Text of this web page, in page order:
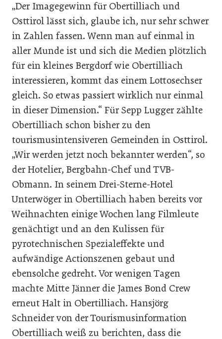
„Der Imagegewinn für Obertilliach und
Osttirol lässt sich, glaube ich, nur sehr schwer
in Zahlen fassen. Wenn man auf einmal in
aller Munde ist und sich die Medien plötzlich
für ein kleines Bergdorf wie Obertilliach
interessieren, kommt das einem Lottosechser
gleich. So etwas passiert wirklich nur einmal
in dieser Dimension.“ Für Sepp Lugger zählte
Obertilliach schon bisher zu den
tourismusintensiveren Gemeinden in Osttirol.
„Wir werden jetzt noch bekannter werden“, so
der Hotelier, Bergbahn-Chef und TVB-
Obmann. In seinem Drei-Sterne-Hotel
Unterwöger in Obertilliach haben bereits vor
Weihnachten einige Wochen lang Filmleute
genächtigt und an den Kulissen für
pyrotechnischen Spezialeffekte und
aufwändige Actionszenen gebaut und
ebensolche gedreht. Vor wenigen Tagen
machte Mitte Jänner die James Bond Crew
erneut Halt in Obertilliach. Hansjörg
Schneider von der Tourismusinformation
Obertilliach weiß zu berichten, dass die